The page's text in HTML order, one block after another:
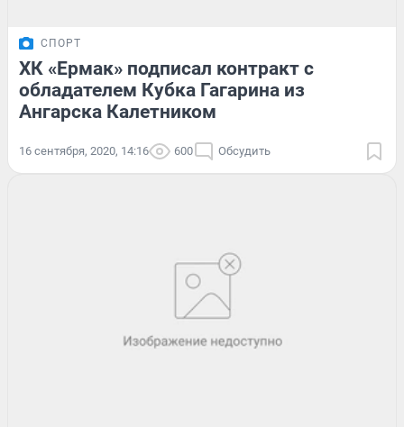
СПОРТ
ХК «Ермак» подписал контракт с
обладателем Кубка Гагарина из
Ангарска Калетником
16 сентября, 2020, 14:16 600 Обсудить